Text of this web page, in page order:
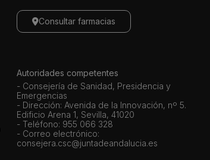
Consultar farmacias
Autoridades competentes
- Consejería de Sanidad, Presidencia y
Emergencias
- Dirección: Avenida de la Innovación, nº 5.
Edificio Arena 1, Sevilla, 41020
- Teléfono: 955 066 328
- Correo electrónico:
consejera.csc@juntadeandalucia.es